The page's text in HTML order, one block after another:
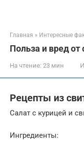
Главная » Интересные
Польза и вред от
На чтение: 23 мин
Рецепты из
Салат с курицей и
Ингредиенты: